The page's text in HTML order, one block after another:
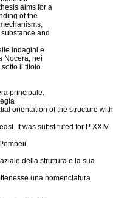
aims for a
of the
and
indagini e
Nocera, nei
il titolo
principale.
orientation of the structure with
It was substituted for P XXIV
della struttura e la sua
una nomenclatura